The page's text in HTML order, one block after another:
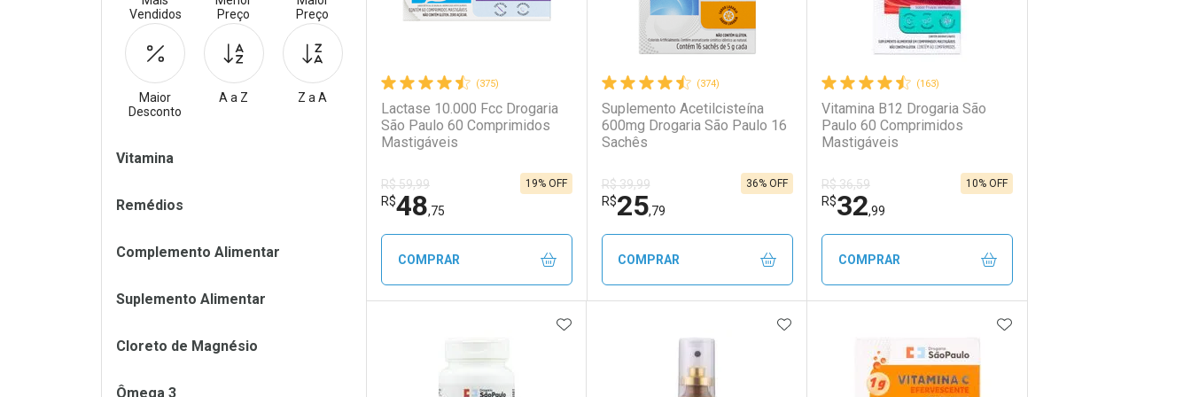
(375)
Lactase 10.000 Fcc Drogaria
São Paulo 60 Comprimidos
Mastigáveis
R$ 59,99
R$48,75
19% OFF
COMPRAR
FECHAR
Laboratório
FECHAR
Por Menos
(374)
Suplemento Acetilcisteína
600mg Drogaria São Paulo 16
Sachês
R$ 39,99
R$25,79
36% OFF
COMPRAR
FECHAR
Laboratório
FECHAR
Por Menos
(163)
Vitamina B12 Drogaria São
Paulo 60 Comprimidos
Mastigáveis
R$ 36,59
R$32,99
10% OFF
COMPRAR
FECHAR
Laboratório
FECHAR
Por Menos
ADICIONAR AOS FAVORITOS ADICIONAR AOS FAVORITOS ADICIONAR AOS
Vendidos
Preço
Preço
Maior
Desconto
A a Z Z a A
Filtros
Vitamina
Remédios
Complemento Alimentar
Suplemento Alimentar
Cloreto de Magnésio
Ômega 3